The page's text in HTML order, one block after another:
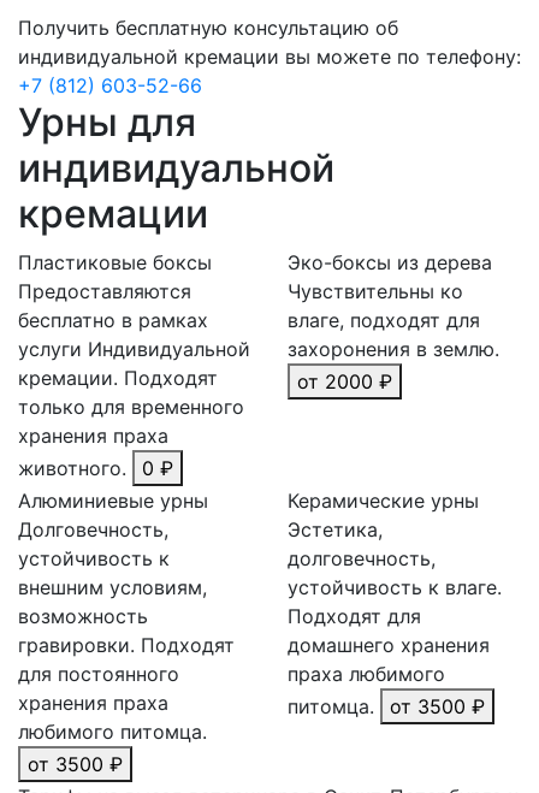
Получить бесплатную консультацию об
индивидуальной кремации вы можете по телефону:
+7 (812) 603-52-66
Урны для
индивидуальной
кремации
Пластиковые боксы
Предоставляются
бесплатно в рамках
услуги Индивидуальной
кремации. Подходят
только для временного
хранения праха
животного.
0 ₽
Эко-боксы из дерева
Чувствительны ко
влаге, подходят для
захоронения в землю.
от 2000 ₽
Алюминиевые урны
Долговечность,
устойчивость к
внешним условиям,
возможность
гравировки. Подходят
для постоянного
хранения праха
любимого питомца.
от 3500 ₽
Керамические урны
Эстетика,
долговечность,
устойчивость к влаге.
Подходят для
домашнего хранения
праха любимого
питомца.
от 3500 ₽